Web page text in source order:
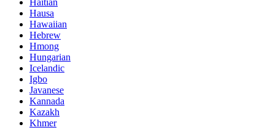
Hausa
Hawaiian
Hebrew
Hmong
Hungarian
Icelandic
Igbo
Javanese
Kannada
Kazakh
Khmer